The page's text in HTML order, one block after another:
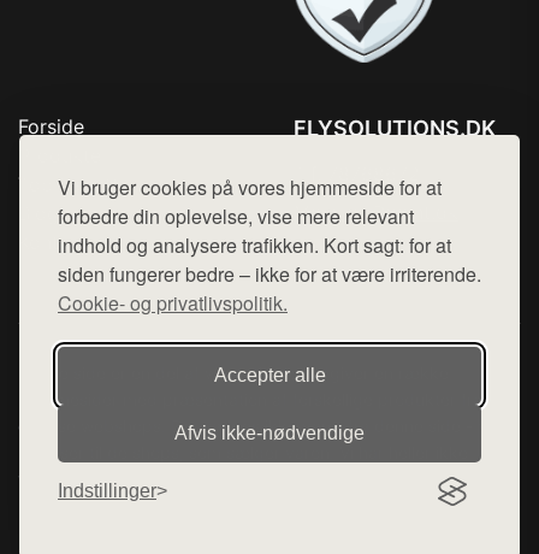
Vi bruger cookies på vores hjemmeside for at
forbedre din oplevelse, vise mere relevant
indhold og analysere trafikken. Kort sagt: for at
siden fungerer bedre – ikke for at være irriterende.
Cookie- og privatlivspolitik.
Accepter alle
Afvis ikke‑nødvendige
Indstillinger
Forside
Top Rabatter
Blog
Kontakt
FLYSOLUTIONS.DK
Mail: hej@want.dk
Cookie- og privatlivspolitik
Denne side er en del af want.dk, der udgiver en række
hjemmesider med præsentation af forskellige produkter fra
diverse webshops. Der sælges ikke varer fra denne side - vi
varerne på lager.